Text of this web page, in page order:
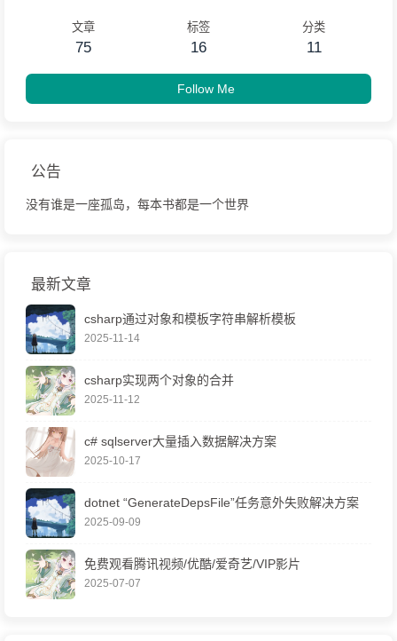
文章
75
标签
16
分类
11
Follow Me
公告
没有谁是一座孤岛，每本书都是一个世界
最新文章
csharp通过对象和模板字符串解析模板
2025-11-14
csharp实现两个对象的合并
2025-11-12
c# sqlserver大量插入数据解决方案
2025-10-17
dotnet “GenerateDepsFile”任务意外失败解决方案
2025-09-09
免费观看腾讯视频/优酷/爱奇艺/VIP影片
2025-07-07